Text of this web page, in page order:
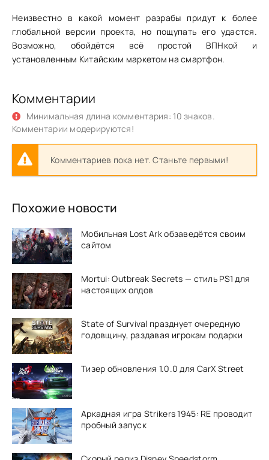
Неизвестно в какой момент разрабы придут к более
глобальной версии проекта, но пощупать его удастся.
Возможно, обойдётся всё простой ВПНкой и
установленным Китайским маркетом на смартфон.
Комментарии
Минимальная длина комментария: 10 знаков.
Комментарии модерируются!
Комментариев пока нет. Станьте первыми!
Похожие новости
Мобильная Lost Ark обзаведётся своим
сайтом
Mortui: Outbreak Secrets — стиль PS1 для
настоящих олдов
State of Survival празднует очередную
годовщину, раздавая игрокам подарки
Тизер обновления 1.0.0 для CarX Street
Аркадная игра Strikers 1945: RE проводит
пробный запуск